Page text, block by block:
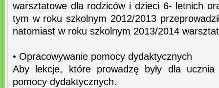
warsztatowe dla rodziców i dzieci 6- letnich
tym w roku szkolnym 2012/2013
natomiast w roku szkolnym 2013/2014
• Opracowywanie pomocy dydaktycznych
Aby lekcje, które prowadzę były dla
pomocy dydaktycznych.